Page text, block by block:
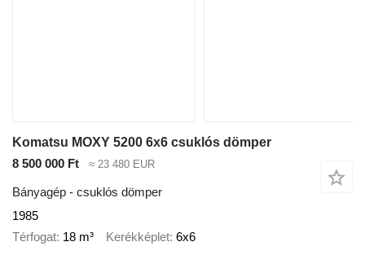
Komatsu MOXY 5200 6x6 csuklós dömper
8 500 000 Ft
≈ 23 480 EUR
Bányagép - csuklós dömper
1985
Térfogat 18 m³ Kerékképlet 6x6